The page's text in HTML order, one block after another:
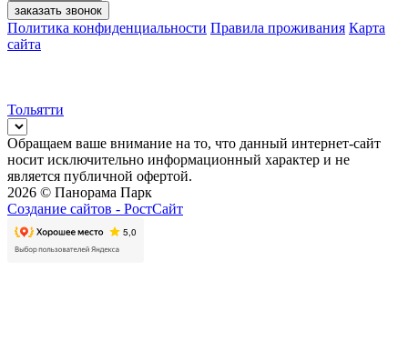
заказать звонок
Политика конфиденциальности Правила проживания Карта
сайта
Тольятти
Обращаем ваше внимание на то, что данный интернет-сайт
носит исключительно информационный характер и не
является публичной офертой.
2026 © Панорама Парк
Создание сайтов - РостСайт